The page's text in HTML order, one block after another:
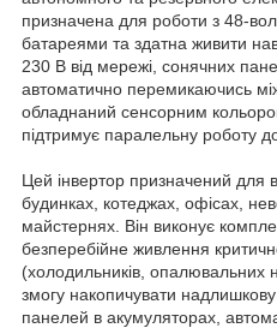
призначена для роботи з 48-
батареями та здатна живити
230 В від мережі, сонячних
автоматично перемикаючись
обладнаний сенсорним
підтримує паралельну роботу
Цей інвертор призначений для
будинках, котеджах, офісах,
майстернях. Він виконує
безперебійне живлення
(холодильників, опалювальних
змогу накопичувати
панелей в акумуляторах,